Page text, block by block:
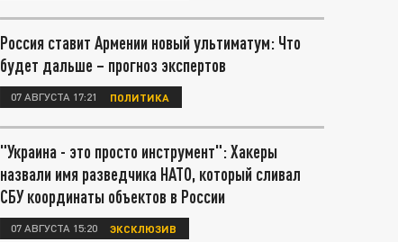
Россия ставит Армении новый ультиматум: Что
будет дальше – прогноз экспертов
07 АВГУСТА 17:21 ПОЛИТИКА
"Украина - это просто инструмент": Хакеры
назвали имя разведчика НАТО, который сливал
СБУ координаты объектов в России
07 АВГУСТА 15:20 ЭКСКЛЮЗИВ